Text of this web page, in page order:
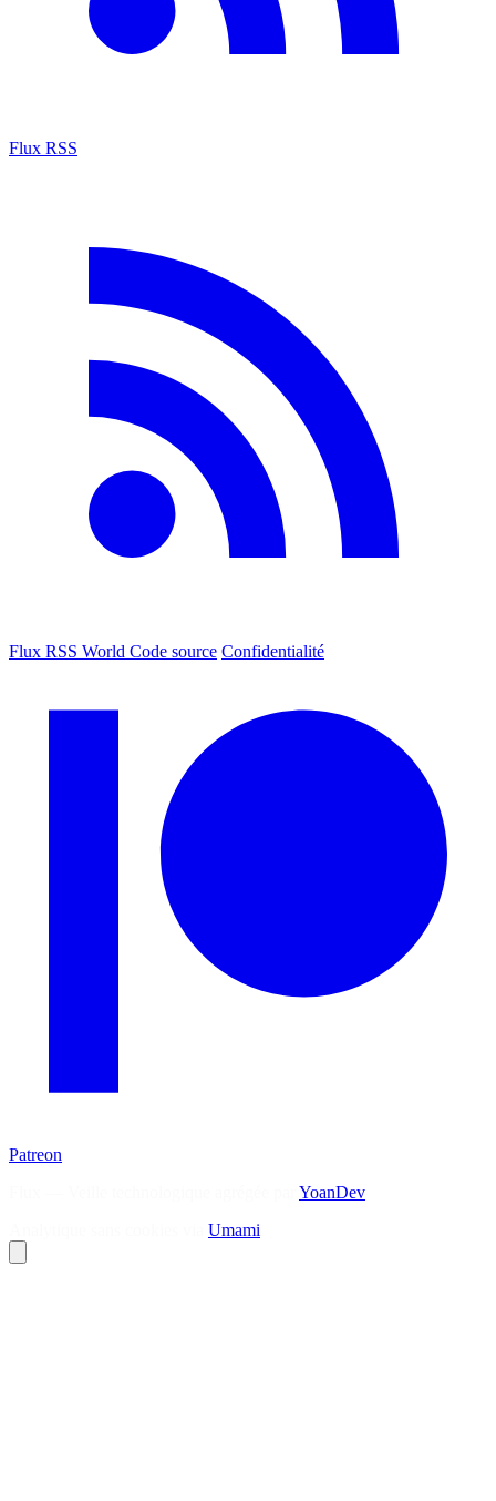
Flux RSS
Flux RSS World Code source Confidentialité
Patreon
YoanDev
Umami